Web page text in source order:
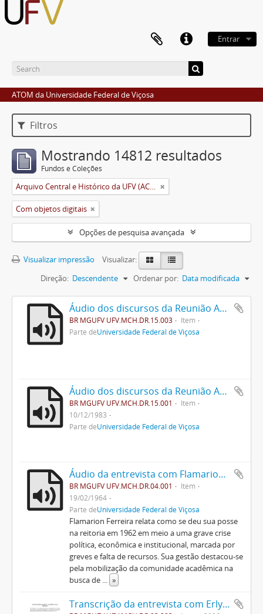
Entrar
ATOM da Universidade Federal de Viçosa
Filtros
Mostrando 14812 resultados
Fundos e Coleções
Arquivo Central e Histórico da UFV (ACH-UFV)
Com objetos digitais
Opções de pesquisa avançada
Visualizar impressão
Visualizar:
Ordenar por: Data modificada
Direção: Descendente
Áudio dos discursos da Reunião Anual dos Ex - Alunos de 1985
BR MGUFV UFV.MCH.DR.15.003
Item
Parte deUniversidade Federal de Viçosa
Áudio dos discursos da Reunião Anual dos Ex - Alunos de 1983
BR MGUFV UFV.MCH.DR.15.001
Item
10/12/1983
Parte deUniversidade Federal de Viçosa
Áudio da entrevista com Flamarion Ferreira
BR MGUFV UFV.MCH.DR.04.001
Item
19/02/1964
Parte deUniversidade Federal de Viçosa
Flamarion Ferreira relata como se deu sua posse
na reitoria em 1962 em meio a uma grave crise
política, econômica e institucional, marcada por
greves e falta de recursos. Sua gestão destacou-se
pela mobilização da comunidade acadêmica na
busca de
»
Transcrição da entrevista com Erly Dias Brandão